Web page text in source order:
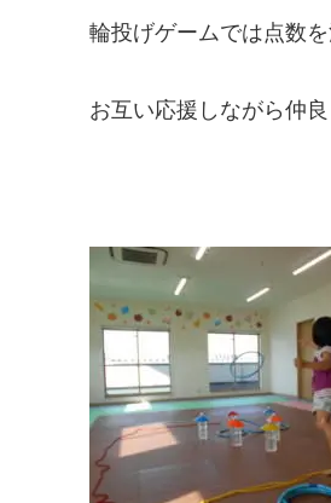
輪投げゲームでは点数
お互い応援しながら仲